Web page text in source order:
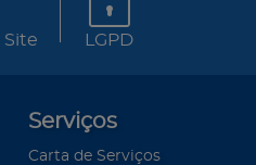
Site LGPD
Serviços
Carta de Serviços